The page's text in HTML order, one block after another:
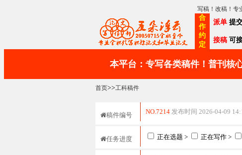
写稿！改稿！专
合
作
约
定
派单 提
接稿 可
本平台：专写各类稿件！普刊核
首页>>工科稿件
稿件编号 NO.7214 发布时间 2026-04-09
任务进度 正在选题 > 正在写作 >